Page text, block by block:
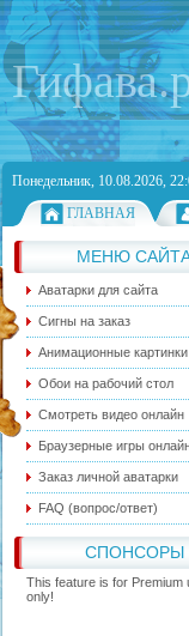
Понедельник, 10.08.2026,
ГЛАВНАЯ
МЕНЮ
Аватарки для сайта
Сигны на заказ
Анимационные картинки
Обои на рабочий стол
Смотреть видео онлайн
Браузерные игры
Заказ личной аватарки
FAQ (вопрос/ответ)
СПОНСОРЫ
This feature is for Premium
only!